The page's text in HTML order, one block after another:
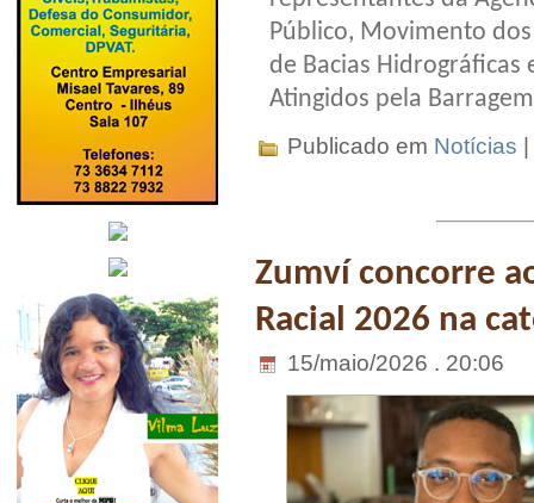
Público, Movimento
de Bacias Hidrográficas
Atingidos pela
Publicado em Notícias |
Zumví concorre
Racial 2026 na
15/maio/2026 . 20:06